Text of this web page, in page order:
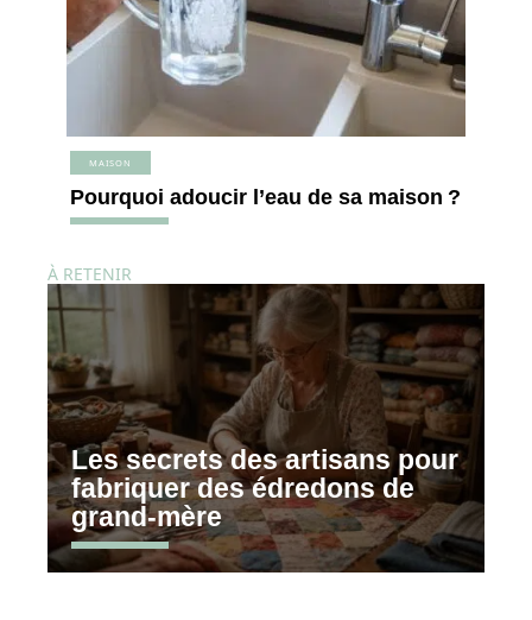
MAISON
Pourquoi adoucir l’eau de sa maison ?
À RETENIR
Les secrets des artisans pour
fabriquer des édredons de
grand-mère